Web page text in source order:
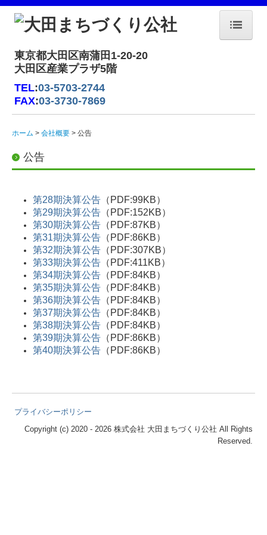
ホーム
社長あいさつ
公告
事業概要
管理業務
住宅・空家対策
「HANEDA×PiO」の管理
駐輪場エリア管理
京急蒲田駅舎の管理（３階部）
事業実績
蒲田地区
放置自転車対策
東京都大田区南蒲田1-20-20
大田区産業プラザ5階
TEL:03-5703-2744
FAX:03-3730-7869
ホーム 会社概要 公告
公告
第28期決算公告 （PDF:99KB）
第29期決算公告 （PDF:152KB）
第30期決算公告 （PDF:87KB）
第31期決算公告 （PDF:86KB）
第32期決算公告 （PDF:307KB）
第33期決算公告 （PDF:411KB）
第34期決算公告 （PDF:84KB）
第35期決算公告 （PDF:84KB）
第36期決算公告 （PDF:84KB）
第37期決算公告 （PDF:84KB）
第38期決算公告 （PDF:84KB）
第39期決算公告 （PDF:86KB）
第40期決算公告 （PDF:86KB）
プライバシーポリシー
Copyright (c) 2020 - 2026 株式会社 大田まちづくり公社 All Rights
Reserved.